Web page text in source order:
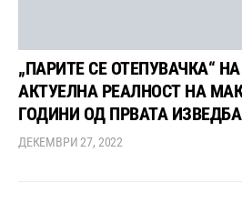
„ПАРИТЕ СЕ ОТЕПУВАЧКА“
АКТУЕЛНА РЕАЛНОСТ НА
ГОДИНИ ОД ПРВАТА ИЗВЕДБА
ДЕКЕМВРИ 27, 2022